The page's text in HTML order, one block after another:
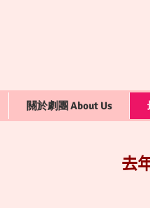
關於劇團 About Us
去